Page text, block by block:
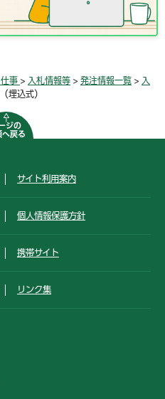
事 > 入札情報等 > 発注情報一覧 > 入
埋込式）
ジの
へ戻る
サイト利用案内
個人情報保護方針
携帯サイト
リンク集